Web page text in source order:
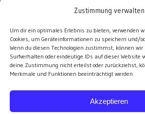
Zustimmung verwalten
Um dir ein optimales Erlebnis zu bieten, verwenden
Cookies, um Geräteinformationen zu speichern und/
Wenn du diesen Technologien zustimmst, können wir
Surfverhalten oder eindeutige IDs auf dieser Website
deine Zustimmung nicht erteilst oder zurückziehst,
Merkmale und Funktionen beeinträchtigt werden.
Akzeptieren
Pelletspreise steigen massiv
Werbemüll: unüberbietbar
Graz Stadt der HerzensbrecherInnen
alle Artikel